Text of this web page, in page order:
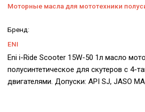
Моторные масла для мототехники
Бренд:
ENI
Eni i-Ride Scooter 15W-50 1л масло
полусинтетическое для скутеров с 4-
двигателями. Допуски: API SJ, JASO